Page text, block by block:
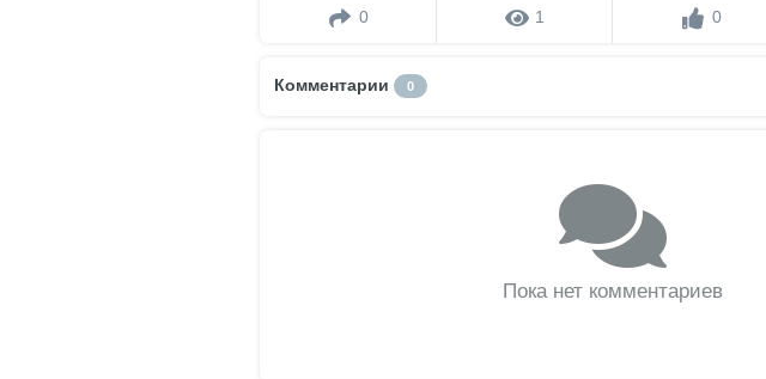
0 1 0
Комментарии 0
Пока нет комментариев